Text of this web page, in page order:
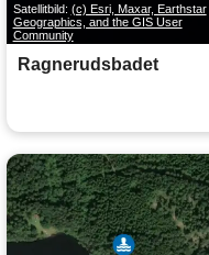
Satellitbild: (c) Esri, Maxar, Earthstar
Geographics, and the GIS User
Community
Ragnerudsbadet